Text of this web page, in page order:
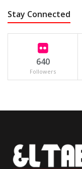
Stay Connected
640
Followers